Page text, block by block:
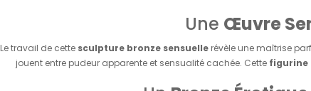
Une Œuvre
Le travail de cette sculpture bronze sensuelle révèle une maîtrise
jouent entre pudeur apparente et sensualité cachée. Cette figurine